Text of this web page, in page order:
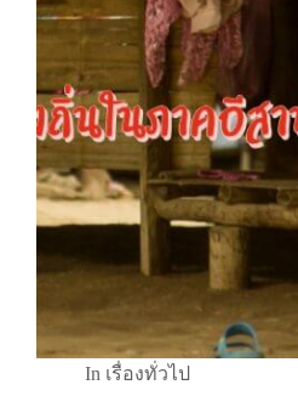
In เรื่องทั่วไป